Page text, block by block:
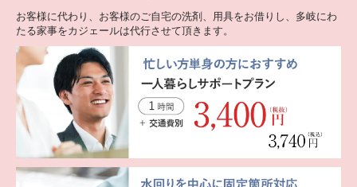
お客様に代わり、お客様のご自宅の洗剤、用具をお借りし、多岐にわ
たる家事をカジェールは代行させて頂きます。